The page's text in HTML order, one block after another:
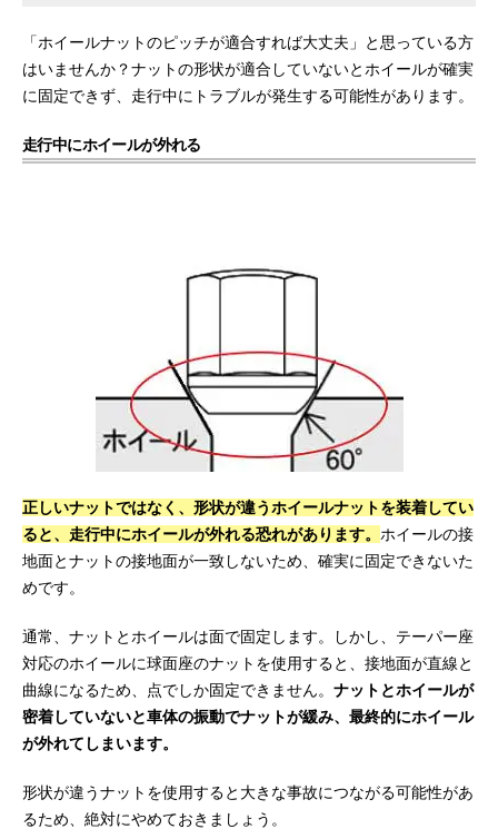
「ホイールナットのピッチが適合すれば大丈夫」と思っている方
はいませんか？ナットの形状が適合していないとホイールが確実
に固定できず、走行中にトラブルが発生する可能性があります。
走行中にホイールが外れる
正しいナットではなく、形状が違うホイールナットを装着してい
ると、走行中にホイールが外れる恐れがあります。 ホイールの接
地面とナットの接地面が一致しないため、確実に固定できないた
めです。
通常、ナットとホイールは面で固定します。しかし、テーパー座
対応のホイールに球面座のナットを使用すると、接地面が直線と
曲線になるため、点でしか固定できません。 ナットとホイールが
密着していないと車体の振動でナットが緩み、最終的にホイール
が外れてしまいます。
形状が違うナットを使用すると大きな事故につながる可能性があ
るため、絶対にやめておきましょう。